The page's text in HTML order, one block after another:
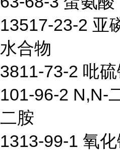
13517-23-2 亚
水合物
3811-73-2 吡硫
101-96-2 N,N-
二胺
1313-99-1 氧